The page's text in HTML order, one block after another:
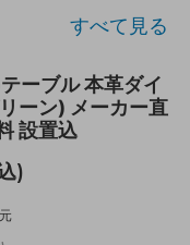
すべて見る
ーブル 本革ダイ
ーン) メーカー直
設置込
)